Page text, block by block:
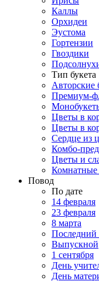
Каллы
Орхидеи
Эустома
Гортензии
Гвоздики
Тип букета
Авторские
Премиум-
Цветы в
Цветы в
Сердце из
Комбо-
Цветы и
Комнатные
Повод
По дате
14 февраля
23 февраля
8 марта
Последний
Выпускной
1 сентября
День
День